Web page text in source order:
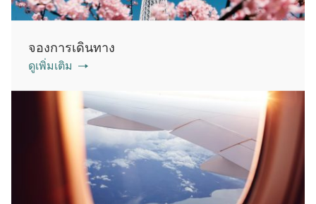
จองการเดินทาง
ดูเพิ่มเติม